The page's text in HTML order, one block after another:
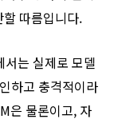
따름입니다.
는 실제로 모델
하고 충격적이라
은 물론이고, 자